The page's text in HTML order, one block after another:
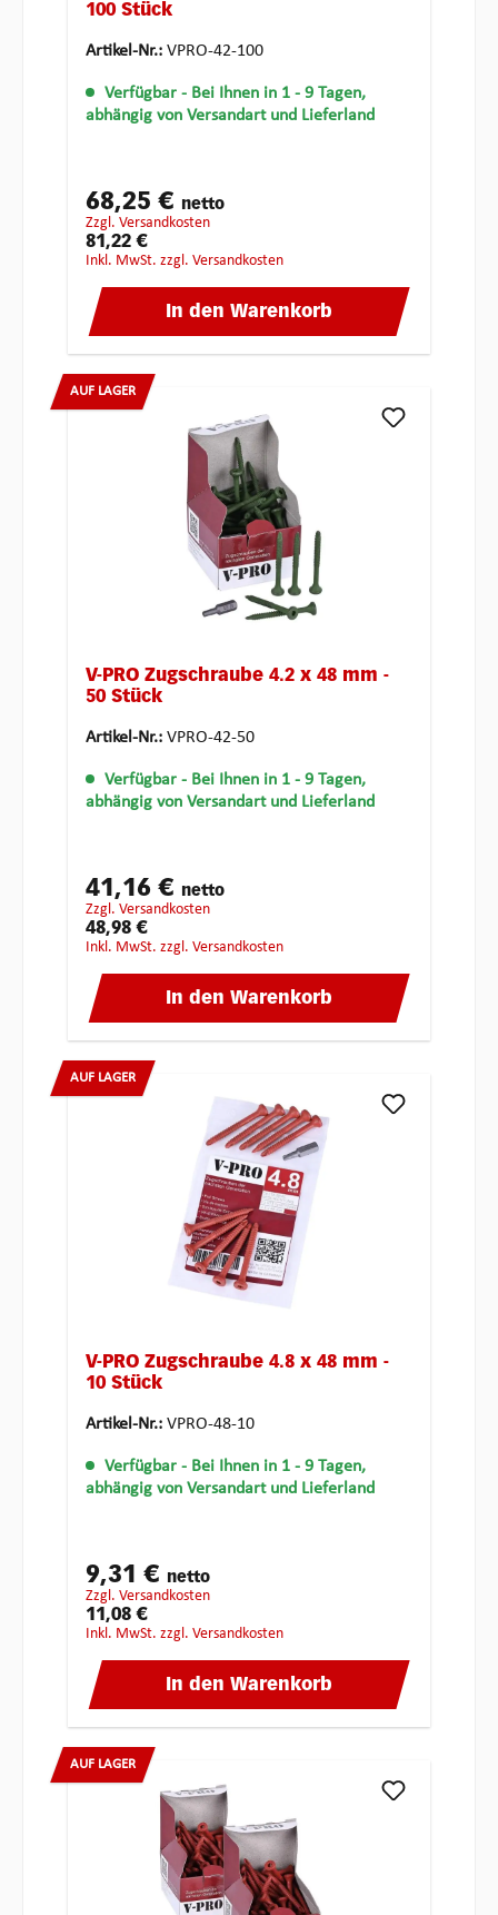
100 Stück
Artikel-Nr.: VPRO-42-100
Verfügbar - Bei Ihnen in 1 - 9 Tagen,
abhängig von Versandart und Lieferland
68,25 € netto
zzgl. Versandkosten
81,22 €
inkl. MwSt. zzgl. Versandkosten
In den Warenkorb
AUF LAGER
V-PRO Zugschraube 4.2 x 48 mm -
50 Stück
Artikel-Nr.: VPRO-42-50
Verfügbar - Bei Ihnen in 1 - 9 Tagen,
abhängig von Versandart und Lieferland
41,16 € netto
zzgl. Versandkosten
48,98 €
inkl. MwSt. zzgl. Versandkosten
In den Warenkorb
AUF LAGER
V-PRO Zugschraube 4.8 x 48 mm -
10 Stück
Artikel-Nr.: VPRO-48-10
Verfügbar - Bei Ihnen in 1 - 9 Tagen,
abhängig von Versandart und Lieferland
9,31 € netto
zzgl. Versandkosten
11,08 €
inkl. MwSt. zzgl. Versandkosten
In den Warenkorb
AUF LAGER